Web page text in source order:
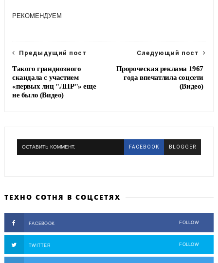
РЕКОМЕНДУЕМ
Следующий пост
Пророческая реклама 1967
года впечатлила соцсети
(Видео)
Предыдущий пост
Такого грандиозного
скандала с участием
«первых лиц "ЛНР"» еще
не было (Видео)
ОСТАВИТЬ КОММЕНТ. FACEBOOK BLOGGER
ТЕХНО СОТНЯ В СОЦСЕТЯХ
FACEBOOK FOLLOW
TWITTER FOLLOW